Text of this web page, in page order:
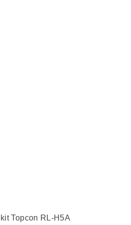
Topcon RL-H5A